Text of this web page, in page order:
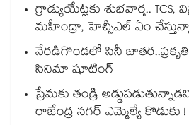
గ్రాడ్యుయేట్లకు శుభవార్త..
మహీంద్రా, హెచ్సీఎల్ ఏం
నేరడిగొండలో సినీ
సినిమా షూటింగ్
ప్రేమకు తండ్రి
రాజేంద్ర నగర్ ఎమ్మెల్యే కొడుకు !